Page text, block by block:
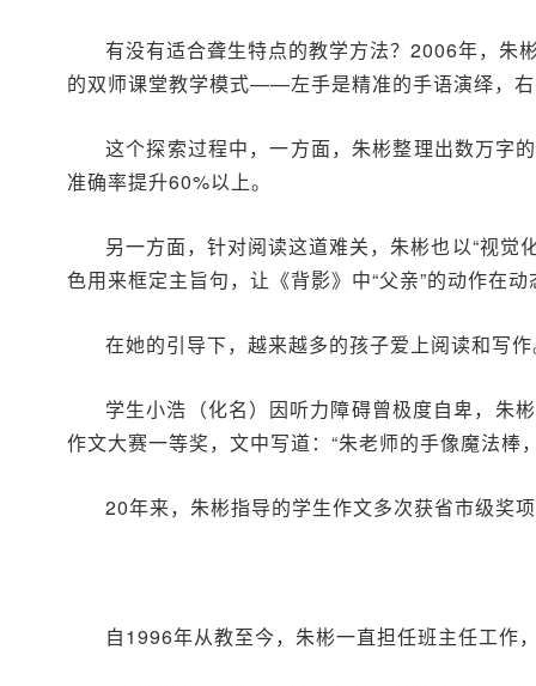
有没有适合聋生特点的教学方法？2006年，朱
的双师课堂教学模式——左手是精准的手语演绎，
这个探索过程中，一方面，朱彬整理出数万字
准确率提升60%以上。
另一方面，针对阅读这道难关，朱彬也以“视
色用来框定主旨句，让《背影》中“父亲”的动作
在她的引导下，越来越多的孩子爱上阅读和写
学生小浩（化名）因听力障碍曾极度自卑，朱
作文大赛一等奖，文中写道：“朱老师的手像魔法棒，
20年来，朱彬指导的学生作文多次获省市级奖
自1996年从教至今，朱彬一直担任班主任工作